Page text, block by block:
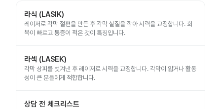
라식 (LASIK)
레이저로 각막 절편을 만든 후 각막 실질을 깎아 시력을 교정합니다. 회
복이 빠르고 통증이 적은 것이 특징입니다.
라섹 (LASEK)
각막 상피를 벗겨낸 후 레이저로 시력을 교정합니다. 각막이 얇거나 활동
성이 큰 분들에게 적합합니다.
상담 전 체크리스트